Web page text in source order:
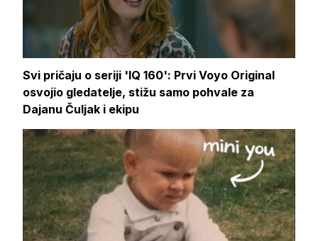
Svi pričaju o seriji 'IQ 160': Prvi Voyo Original
osvojio gledatelje, stižu samo pohvale za
Dajanu Čuljak i ekipu